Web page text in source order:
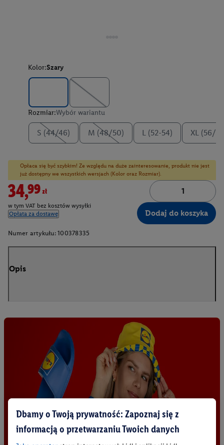
Kolor:Szary
Rozmiar:Wybór wariantu
S (44/46) M (48/50) L (52-54) XL (56/
Opłaca się być szybkim! Ze względu na duże zainteresowanie, produkt nie jest
już dostępny we wszystkich wersjach (Kolor oraz Rozmiar).
34,99zł
w tym VAT bez kosztów wysyłki
Opłata za dostawę
Dodaj do koszyka
Numer artykułu: 100378335
Opis
Dbamy o Twoją prywatność: Zapoznaj się z
informacją o przetwarzaniu Twoich danych